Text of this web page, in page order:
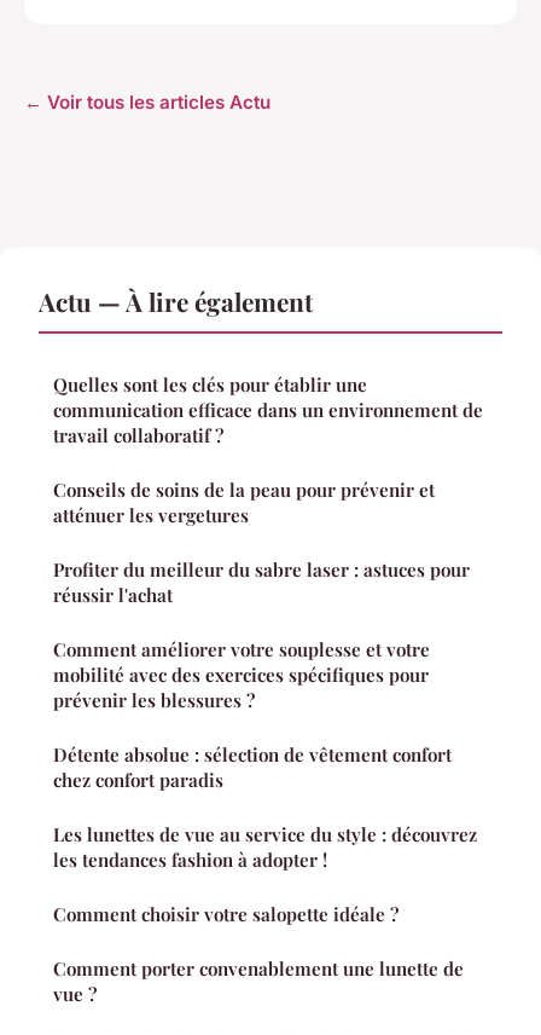
← Voir tous les articles Actu
Actu — À lire également
Quelles sont les clés pour établir une
communication efficace dans un environnement de
travail collaboratif ?
Conseils de soins de la peau pour prévenir et
atténuer les vergetures
Profiter du meilleur du sabre laser : astuces pour
réussir l'achat
Comment améliorer votre souplesse et votre
mobilité avec des exercices spécifiques pour
prévenir les blessures ?
Détente absolue : sélection de vêtement confort
chez confort paradis
Les lunettes de vue au service du style : découvrez
les tendances fashion à adopter !
Comment choisir votre salopette idéale ?
Comment porter convenablement une lunette de
vue ?